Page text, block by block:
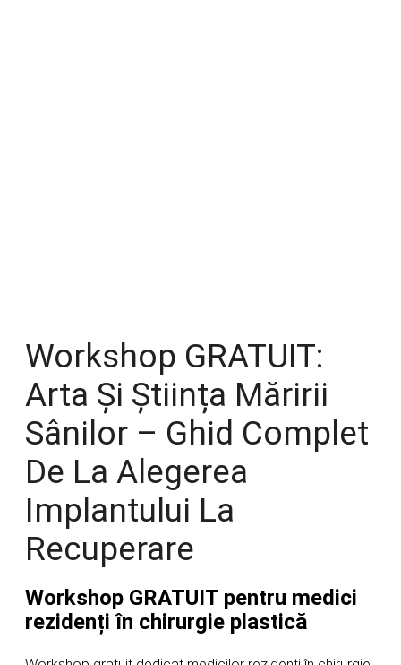
Workshop GRATUIT:
Arta Și Știința Măririi
Sânilor – Ghid Complet
De La Alegerea
Implantului La
Recuperare
Workshop GRATUIT pentru medici
rezidenți în chirurgie plastică